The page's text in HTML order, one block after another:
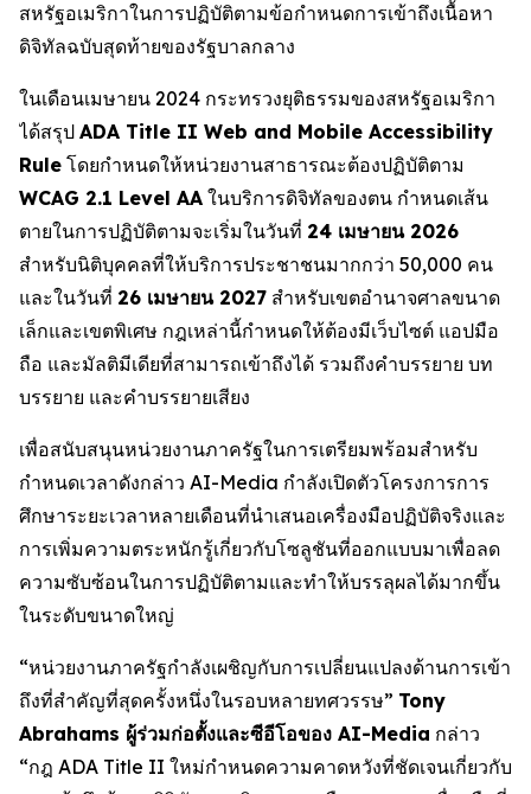
สหรัฐอเมริกาในการปฏิบัติตามข้อกำหนดการเข้าถึงเนื้อหา
ดิจิทัลฉบับสุดท้ายของรัฐบาลกลาง
ในเดือนเมษายน 2024 กระทรวงยุติธรรมของสหรัฐอเมริกา
ได้สรุป ADA Title II Web and Mobile Accessibility
Rule โดยกำหนดให้หน่วยงานสาธารณะต้องปฏิบัติตาม
WCAG 2.1 Level AA ในบริการดิจิทัลของตน กำหนดเส้น
ตายในการปฏิบัติตามจะเริ่มในวันที่ 24 เมษายน 2026
สำหรับนิติบุคคลที่ให้บริการประชาชนมากกว่า 50,000 คน
และในวันที่ 26 เมษายน 2027 สำหรับเขตอำนาจศาลขนาด
เล็กและเขตพิเศษ กฎเหล่านี้กำหนดให้ต้องมีเว็บไซต์ แอปมือ
ถือ และมัลติมีเดียที่สามารถเข้าถึงได้ รวมถึงคำบรรยาย บท
บรรยาย และคำบรรยายเสียง
เพื่อสนับสนุนหน่วยงานภาครัฐในการเตรียมพร้อมสำหรับ
กำหนดเวลาดังกล่าว AI-Media กำลังเปิดตัวโครงการการ
ศึกษาระยะเวลาหลายเดือนที่นำเสนอเครื่องมือปฏิบัติจริงและ
การเพิ่มความตระหนักรู้เกี่ยวกับโซลูชันที่ออกแบบมาเพื่อลด
ความซับซ้อนในการปฏิบัติตามและทำให้บรรลุผลได้มากขึ้น
ในระดับขนาดใหญ่
“หน่วยงานภาครัฐกำลังเผชิญกับการเปลี่ยนแปลงด้านการเข้า
ถึงที่สำคัญที่สุดครั้งหนึ่งในรอบหลายทศวรรษ” Tony
Abrahams ผู้ร่วมก่อตั้งและซีอีโอของ AI-Media กล่าว
“กฎ ADA Title II ใหม่กำหนดความคาดหวังที่ชัดเจนเกี่ยวกับ